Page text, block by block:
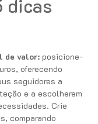
dicas
de valor: posicione-
oferecendo
seguidores a
e a escolherem
Crie
comparando